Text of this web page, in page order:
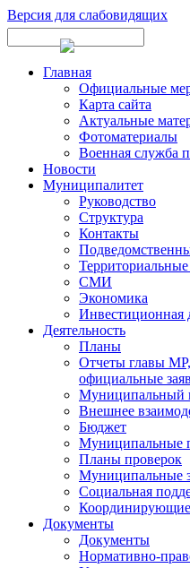
Версия для слабовидящих
Главная
Официальные
Карта сайта
Актуальные
Фотоматериалы
Военная служба
Новости
Муниципалитет
Руководство
Структура
Контакты
СМИ
Экономика
Инвестиционная
Деятельность
Планы
Отчеты главы
официальные
Муниципальный
Внешнее
Бюджет
Муниципальные
Планы проверок
Муниципальные
Социальная
Документы
Документы
Нормативно-